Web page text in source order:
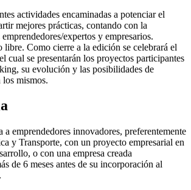
actividades encaminadas a potenciar el
mejores prácticas, contando con la
expertos y empresarios.
libre. Como cierre a la edición se celebrará el
cual se presentarán los proyectos participantes
su evolución y las posibilidades de
mismos.
a emprendedores innovadores, preferentemente
y Transporte, con un proyecto empresarial en
o con una empresa creada
de 6 meses antes de su incorporación al